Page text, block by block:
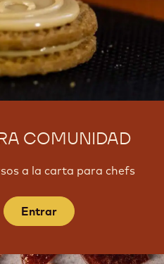
COMUNIDAD
a la carta para chefs
Entrar